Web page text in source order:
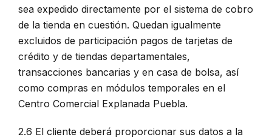
sea expedido directamente por el sistema de cobro
de la tienda en cuestión. Quedan igualmente
excluidos de participación pagos de tarjetas de
crédito y de tiendas departamentales,
transacciones bancarias y en casa de bolsa, así
como compras en módulos temporales en el
Centro Comercial Explanada Puebla.
2.6 El cliente deberá proporcionar sus datos a la